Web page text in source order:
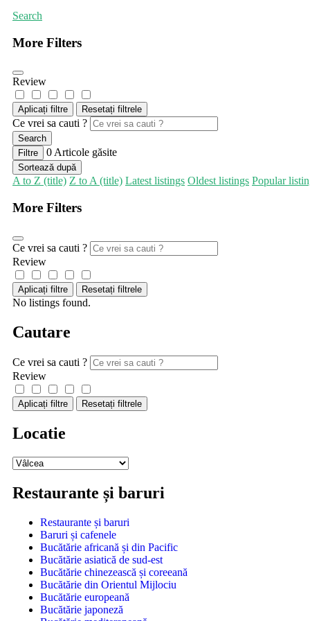
Search
More Filters
Review
Aplicați filtre Resetați filtrele
Ce vrei sa cauti ?
Search
Filtre
0 Articole găsite
Sortează după
A to Z (title) Z to A (title) Latest listings Oldest listings Popular
More Filters
Ce vrei sa cauti ?
Review
Aplicați filtre Resetați filtrele
No listings found.
Cautare
Ce vrei sa cauti ?
Review
Aplicați filtre Resetați filtrele
Locatie
Restaurante și baruri
Restaurante și baruri
Baruri și cafenele
Bucătărie africană și din Pacific
Bucătărie asiatică de sud-est
Bucătărie chinezească și coreeană
Bucătărie din Orientul Mijlociu
Bucătărie europeană
Bucătărie japoneză